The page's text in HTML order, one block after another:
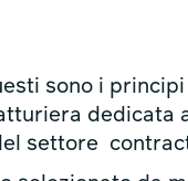
sono i
dedicata
settore